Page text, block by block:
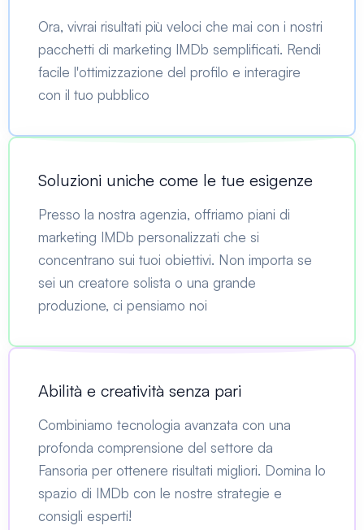
Ora, vivrai risultati più veloci che mai con i nostri
pacchetti di marketing IMDb semplificati. Rendi
facile l'ottimizzazione del profilo e interagire
con il tuo pubblico
Soluzioni uniche come le tue esigenze
Presso la nostra agenzia, offriamo piani di
marketing IMDb personalizzati che si
concentrano sui tuoi obiettivi. Non importa se
sei un creatore solista o una grande
produzione, ci pensiamo noi
Abilità e creatività senza pari
Combiniamo tecnologia avanzata con una
profonda comprensione del settore da
Fansoria per ottenere risultati migliori. Domina lo
spazio di IMDb con le nostre strategie e
consigli esperti!